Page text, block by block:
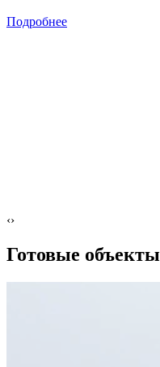
Подробнее
‹›
Готовые объекты